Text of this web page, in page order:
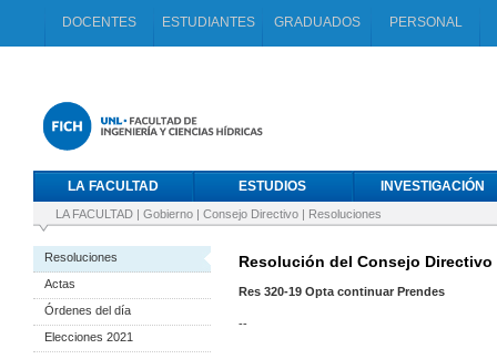
DOCENTES ESTUDIANTES GRADUADOS PERSONAL
LA FACULTAD ESTUDIOS INVESTIGACIÓN
LA FACULTAD | Gobierno | Consejo Directivo | Resoluciones
Resoluciones
Actas
Órdenes del día
Elecciones 2021
Resolución del Consejo Directivo
Res 320-19 Opta continuar Prendes
--